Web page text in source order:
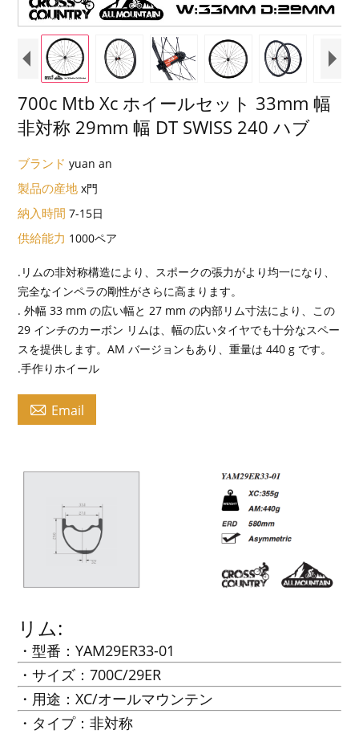
700c Mtb Xc ホイールセット 33mm 幅
非対称 29mm 幅 DT SWISS 240 ハブ
ブランドyuan an
製品の産地x門
納入時間7-15日
供給能力 1000ペア
.リムの非対称構造により、スポークの張力がより均一になり、
完全なインペラの剛性がさらに高まります。
. 外幅 33 mm の広い幅と 27 mm の内部リム寸法により、この
29 インチのカーボン リムは、幅の広いタイヤでも十分なスペー
スを提供します。AM バージョンもあり、重量は 440 g です。
.手作りホイール
 Email
リム:
・型番：YAM29ER33-01
・サイズ：700C/29ER
・用途：XC/オールマウンテン
・タイプ：非対称